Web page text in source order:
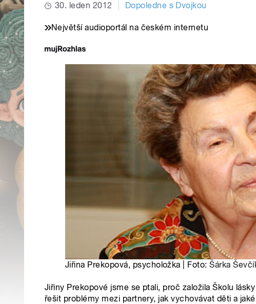
30. leden 2012 Dopoledne s Dvojkou
Největší audioportál na českém internetu
Jiřina Prekopová, psycholožka | Foto:Šárka
Jiřiny Prekopové jsme se ptali, proč založila Školu
řešit problémy mezi partnery, jak vychovávat děti a